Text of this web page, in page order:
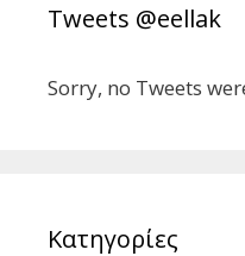
Tweets @eellak
Sorry, no Tweets
Κατηγορίες